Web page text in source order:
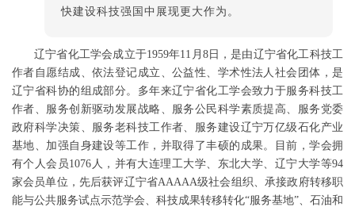
快建设科技强国中展现更大作为。
辽宁省化工学会成立于1959年11月8日，是由辽宁省化工科技工
作者自愿结成、依法登记成立、公益性、学术性法人社会团体，是
辽宁省科协的组成部分。多年来辽宁省化工学会致力于服务科技工
作者、服务创新驱动发展战略、服务公民科学素质提高、服务党委
政府科学决策、服务老科技工作者、服务建设辽宁万亿级石化产业
基地、加强自身建设等工作，并取得了丰硕的成果。目前，学会拥
有个人会员1076人，并有大连理工大学、东北大学、辽宁大学等94
家会员单位，先后获评辽宁省AAAAA级社会组织、承接政府转移职
能与公共服务试点示范学会、科技成果转移转化“服务基地”、石油和